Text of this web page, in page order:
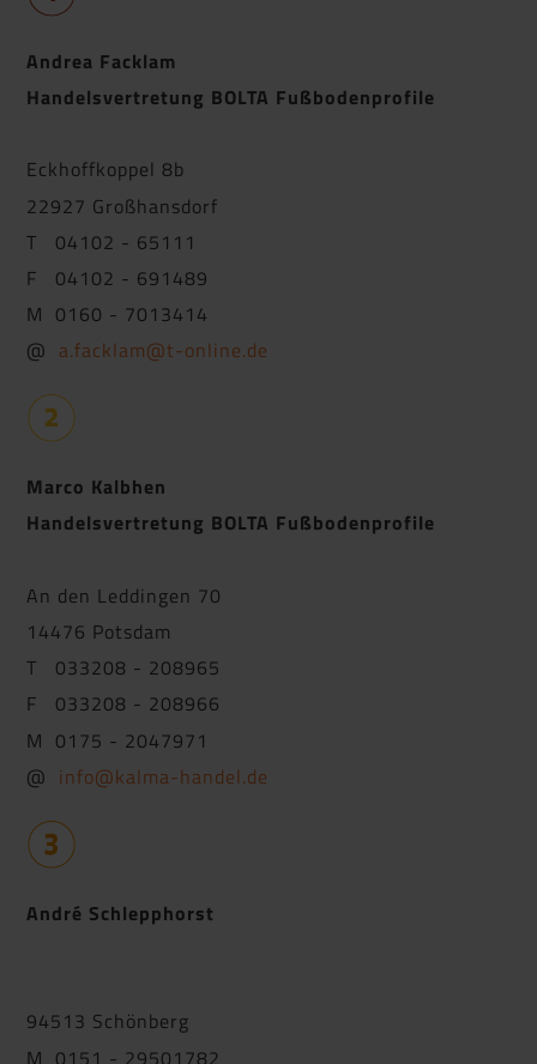
Andrea Facklam
Handelsvertretung BOLTA Fußbodenprofile
Eckhoffkoppel 8b
22927 Großhansdorf
T 04102 - 65111
F 04102 - 691489
M 0160 - 7013414
@ a.facklam@t-online.de
Marco Kalbhen
Handelsvertretung BOLTA Fußbodenprofile
An den Leddingen 70
14476 Potsdam
T 033208 - 208965
F 033208 - 208966
M 0175 - 2047971
@ info@kalma-handel.de
André Schlepphorst
94513 Schönberg
M 0151 - 29501782